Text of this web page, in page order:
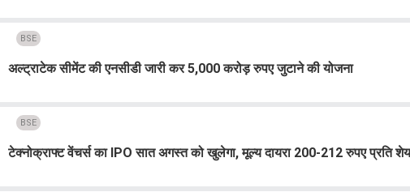
BSE
अल्ट्राटेक सीमेंट की एनसीडी जारी कर 5,000 करोड़ रुपए जुटाने की योजना
BSE
टेक्नोक्राफ्ट वेंचर्स का IPO सात अगस्त को खुलेगा, मूल्य दायरा 200-212 रुपए प्रति